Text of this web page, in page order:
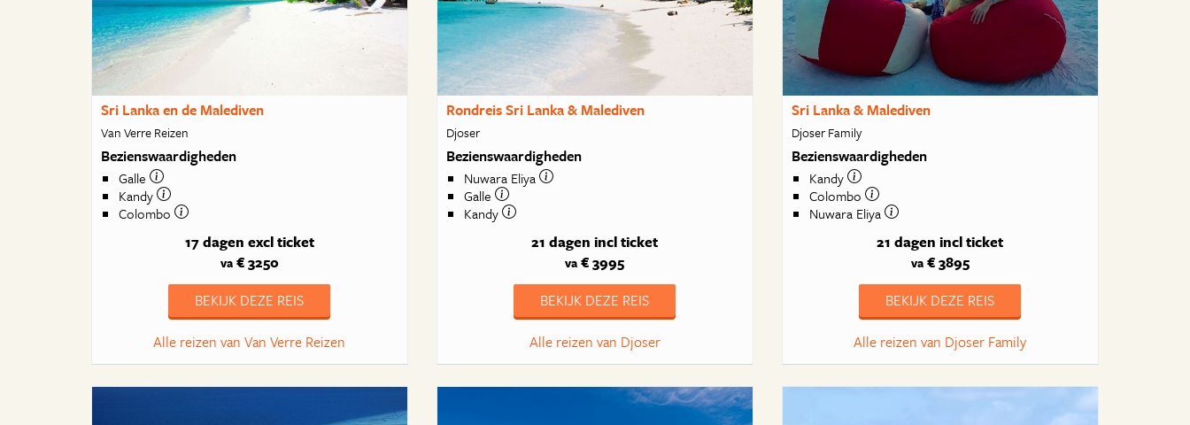
Sri Lanka en de Malediven
Van Verre Reizen
Bezienswaardigheden
Galle
Kandy
Colombo
17 dagen excl ticket
va€ 3250
BEKIJK DEZE REIS
Alle reizen van Van Verre Reizen
Rondreis Sri Lanka & Malediven
Djoser
Bezienswaardigheden
Nuwara Eliya
Galle
Kandy
21 dagen incl ticket
va € 3995
BEKIJK DEZE REIS
Alle reizen van Djoser
Sri Lanka & Malediven
Djoser Family
Bezienswaardigheden
Kandy
Colombo
Nuwara Eliya
21 dagen incl ticket
va€ 3895
BEKIJK DEZE REIS
Alle reizen van Djoser Family